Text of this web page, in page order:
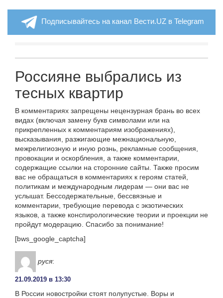
Подписывайтесь на канал Вести.UZ в Telegram
Россияне выбрались из
тесных квартир
В комментариях запрещены нецензурная брань во всех
видах (включая замену букв символами или на
прикрепленных к комментариям изображениях),
высказывания, разжигающие межнациональную,
межрелигиозную и иную рознь, рекламные сообщения,
провокации и оскорбления, а также комментарии,
содержащие ссылки на сторонние сайты. Также просим
вас не обращаться в комментариях к героям статей,
политикам и международным лидерам — они вас не
услышат. Бессодержательные, бессвязные и
комментарии, требующие перевода с экзотических
языков, а также конспирологические теории и проекции не
пройдут модерацию. Спасибо за понимание!
[bws_google_captcha]
руся:
21.09.2019 в 13:30
В России новостройки стоят полупустые. Воры и